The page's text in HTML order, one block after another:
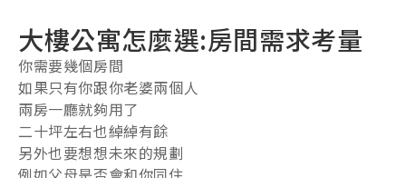
大樓公寓怎麼選:房間需求考量
你需要幾個房間
如果只有你跟你老婆兩個人
兩房一廳就夠用了
二十坪左右也綽綽有餘
另外也要想想未來的規劃